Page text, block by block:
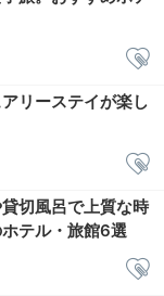
リーステイが楽し
切風呂で上質な時
テル・旅館6選